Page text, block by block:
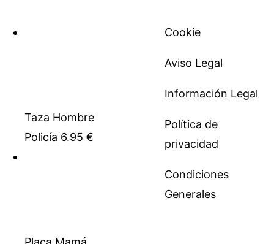
Taza Hombre
Policía 6.95 €
Cookie
Aviso Legal
Información Legal
Política de
privacidad
Condiciones
Generales